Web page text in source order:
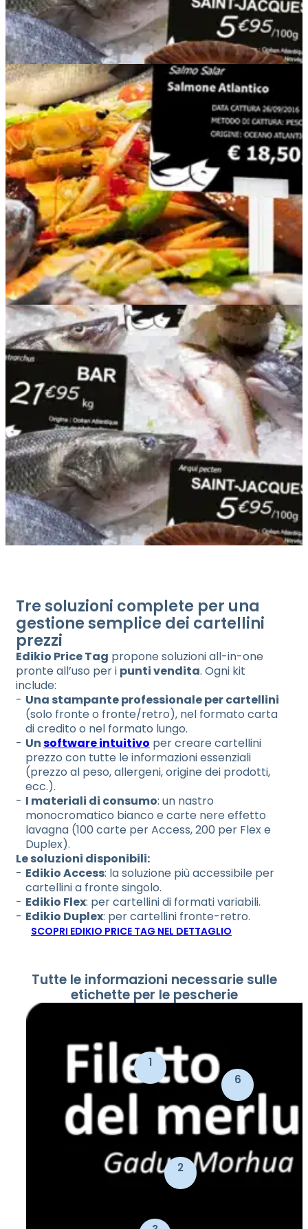
Tre soluzioni complete per una
gestione semplice dei cartellini
prezzi
Edikio Price Tag propone soluzioni all-in-one
pronte all’uso per i punti vendita. Ogni kit
include:
Una stampante professionale per cartellini
(solo fronte o fronte/retro), nel formato carta
di credito o nel formato lungo.
Unsoftware intuitivo per creare cartellini
prezzo con tutte le informazioni essenziali
(prezzo al peso, allergeni, origine dei prodotti,
ecc.).
I materiali di consumo: un nastro
monocromatico bianco e carte nere effetto
lavagna (100 carte per Access, 200 per Flex e
Duplex).
Le soluzioni disponibili:
Edikio Access: la soluzione più accessibile per
cartellini a fronte singolo.
Edikio Flex: per cartellini di formati variabili.
Edikio Duplex: per cartellini fronte-retro.
SCOPRI EDIKIO PRICE TAG NEL DETTAGLIO
Tutte le informazioni necessarie sulle
etichette per le pescherie
1
2
6